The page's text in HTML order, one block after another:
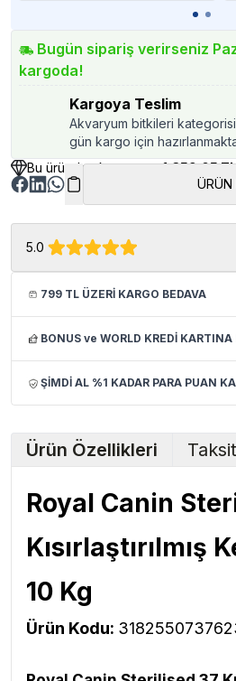
Bugün sipariş verirseniz
kargoda!
Kargoya Teslim
Akvaryum bitkileri
gün kargo için
Bu üründen kazancınız1,359.05 TL
ÜRÜN
5.0
799 TL ÜZERİ KARGO BEDAVA
BONUS ve WORLD KREDİ
ŞİMDİ AL %1 KADAR PARA PUAN
Ürün Özellikleri
Royal Canin
Kısırlaştırılmış
10 Kg
Ürün Kodu: